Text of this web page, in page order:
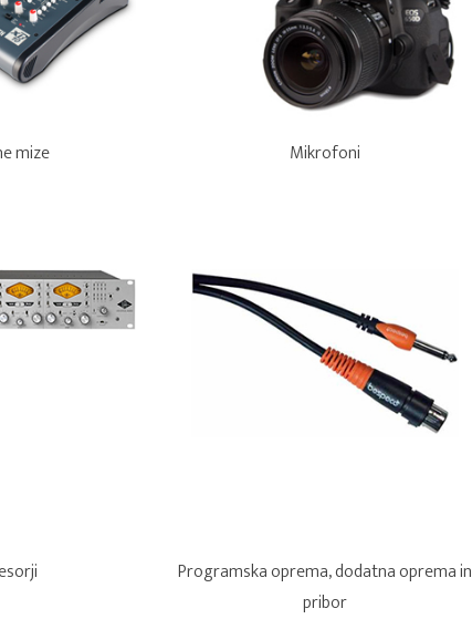
mize Mikrofoni
Programska oprema, dodatna oprema in
pribor